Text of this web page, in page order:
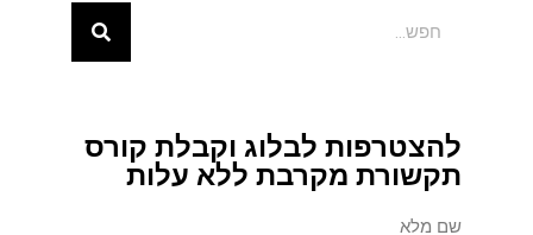
להצטרפות לבלוג וקבלת קורס
תקשורת מקרבת ללא עלות
שם מלא